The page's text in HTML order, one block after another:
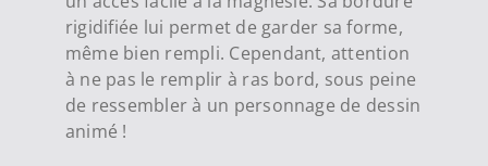
rigidifiée lui permet de garder sa forme,
même bien rempli. Cependant, attention
à ne pas le remplir à ras bord, sous peine
de ressembler à un personnage de dessin
animé !